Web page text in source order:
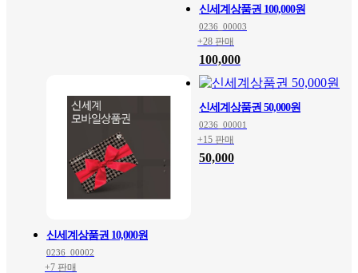
신세계상품권 100,000원
0236_00003
+28 판매
100,000
신세계상품권 10,000원
0236_00002
+7 판매
신세계상품권 50,000원
0236_00001
+15 판매
50,000